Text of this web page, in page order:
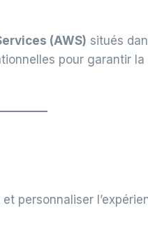
(AWS) situés
pour garantir
personnaliser